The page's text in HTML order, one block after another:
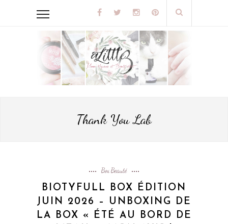
Thank You Lab
Box Beauté
BIOTYFULL BOX ÉDITION
JUIN 2026 – UNBOXING DE
LA BOX « ÉTÉ AU BORD DE